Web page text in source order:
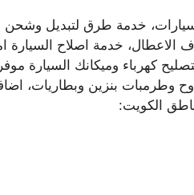
خدمة طرق لتبديل وشحن
الاعطال، خدمة اصلاح
كهرباء وميكانك السيارة
وطرمبات بنزين وبطاريات،
الكويت: